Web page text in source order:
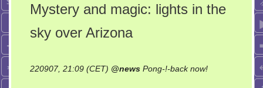
Mystery and magic: lights in the
sky over Arizona
220907, 21:09 (CET) @news Pong-!-back now!on